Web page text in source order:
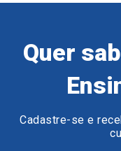
Quer
Cadastre-se e